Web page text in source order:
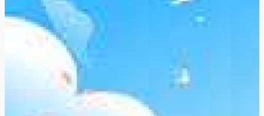
Mon compte
Connexion
Créer un compte
Mode nuit